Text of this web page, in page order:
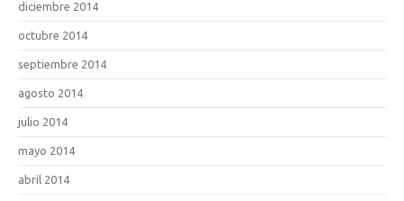
diciembre 2014
octubre 2014
septiembre 2014
agosto 2014
julio 2014
mayo 2014
abril 2014